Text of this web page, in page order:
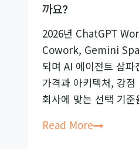
핵
심
이
론
총
까요?
2026년 ChatGPT
Cowork, Gemini
되며 AI 에이전트 삼
가격과 아키텍처, 강
회사에 맞는 선택 기
Read MoreAI